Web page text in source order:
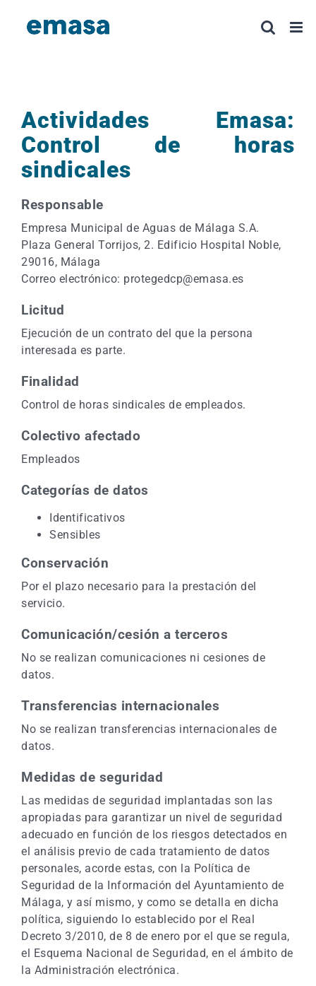
Actividades Emasa:
Control de horas
sindicales
Responsable
Empresa Municipal de Aguas de Málaga S.A.
Plaza General Torrijos, 2. Edificio Hospital Noble,
29016, Málaga
Correo electrónico: protegedcp@emasa.es
Licitud
Ejecución de un contrato del que la persona
interesada es parte.
Finalidad
Control de horas sindicales de empleados.
Colectivo afectado
Empleados
Categorías de datos
Identificativos
Sensibles
Conservación
Por el plazo necesario para la prestación del
servicio.
Comunicación/cesión a terceros
No se realizan comunicaciones ni cesiones de
datos.
Transferencias internacionales
No se realizan transferencias internacionales de
datos.
Medidas de seguridad
Las medidas de seguridad implantadas son las
apropiadas para garantizar un nivel de seguridad
adecuado en función de los riesgos detectados en
el análisis previo de cada tratamiento de datos
personales, acorde estas, con la Política de
Seguridad de la Información del Ayuntamiento de
Málaga, y así mismo, y como se detalla en dicha
política, siguiendo lo establecido por el Real
Decreto 3/2010, de 8 de enero por el que se regula,
el Esquema Nacional de Seguridad, en el ámbito de
la Administración electrónica.